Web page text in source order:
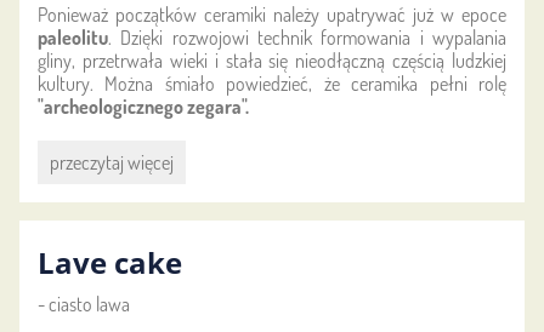
Ponieważ początków ceramiki należy upatrywać już w epoce
paleolitu. Dzięki rozwojowi technik formowania i wypalania
gliny, przetrwała wieki i stała się nieodłączną częścią ludzkiej
kultury. Można śmiało powiedzieć, że ceramika pełni rolę
"archeologicznego zegara".
Żywa
zapisana
glinie:
przeczytaj więcej
Lave cake
- ciasto lawa